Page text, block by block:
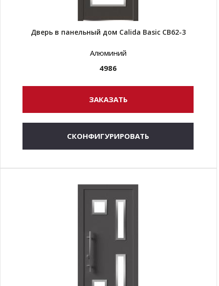
Дверь в панельный дом Calida Basic CB62-3
Алюминий
4986
ЗАКАЗАТЬ
СКОНФИГУРИРОВАТЬ